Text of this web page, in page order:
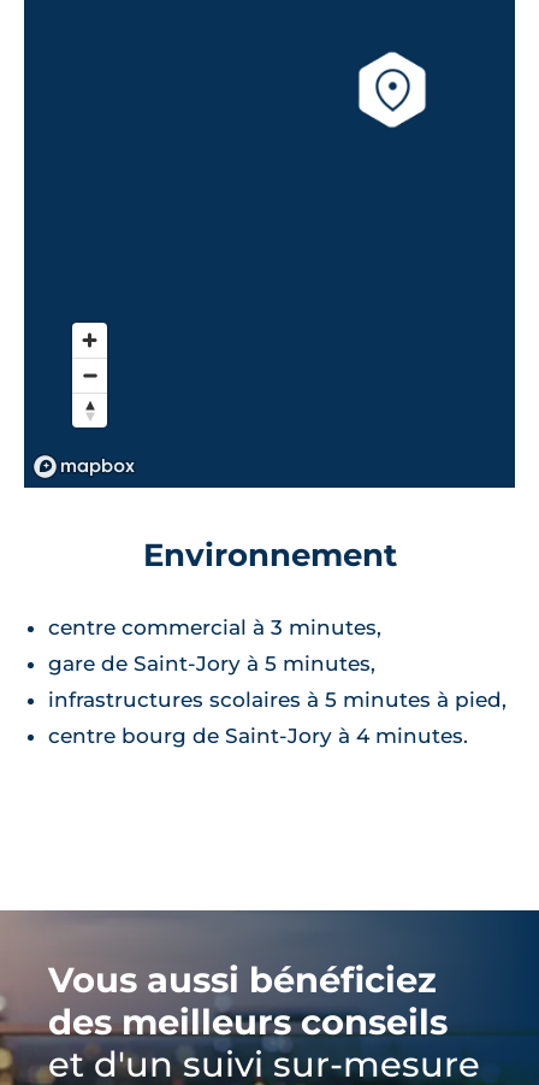
Environnement
centre commercial à 3 minutes,
gare de Saint-Jory à 5 minutes,
infrastructures scolaires à 5 minutes à pied,
centre bourg de Saint-Jory à 4 minutes.
Vous aussi bénéficiez
des meilleurs conseils
et d'un suivi sur-mesure